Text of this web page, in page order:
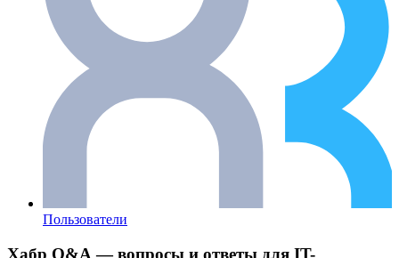
Пользователи
Хабр Q&A — вопросы и ответы для IT-